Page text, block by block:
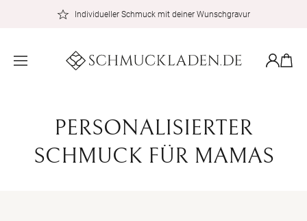
Individueller Schmuck mit deiner Wunschgravur
K
A
PERSONALISIERTER
SCHMUCK FÜR MAMAS